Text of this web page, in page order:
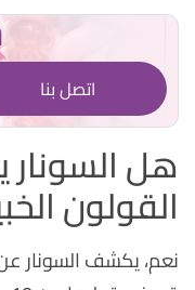
اتصل بنا
هل
القولون
نعم، يكشف السونار عن